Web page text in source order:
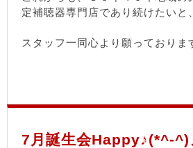
定補聴器専門店であり続けたいと、
スタッフ一同心より願っておりま
7月誕生会Happy♪(*^-